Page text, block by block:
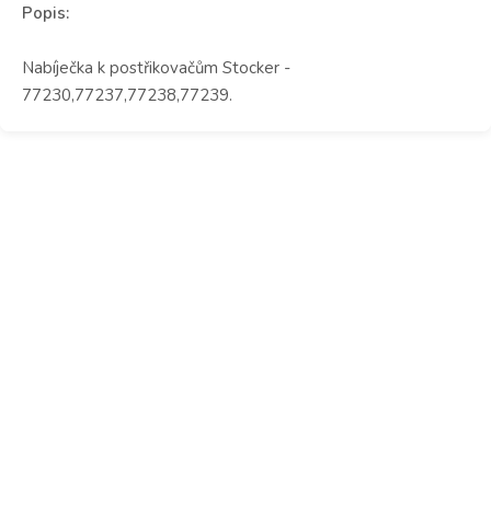
Popis:
Nabíječka k postřikovačům Stocker -
77230,77237,77238,77239.